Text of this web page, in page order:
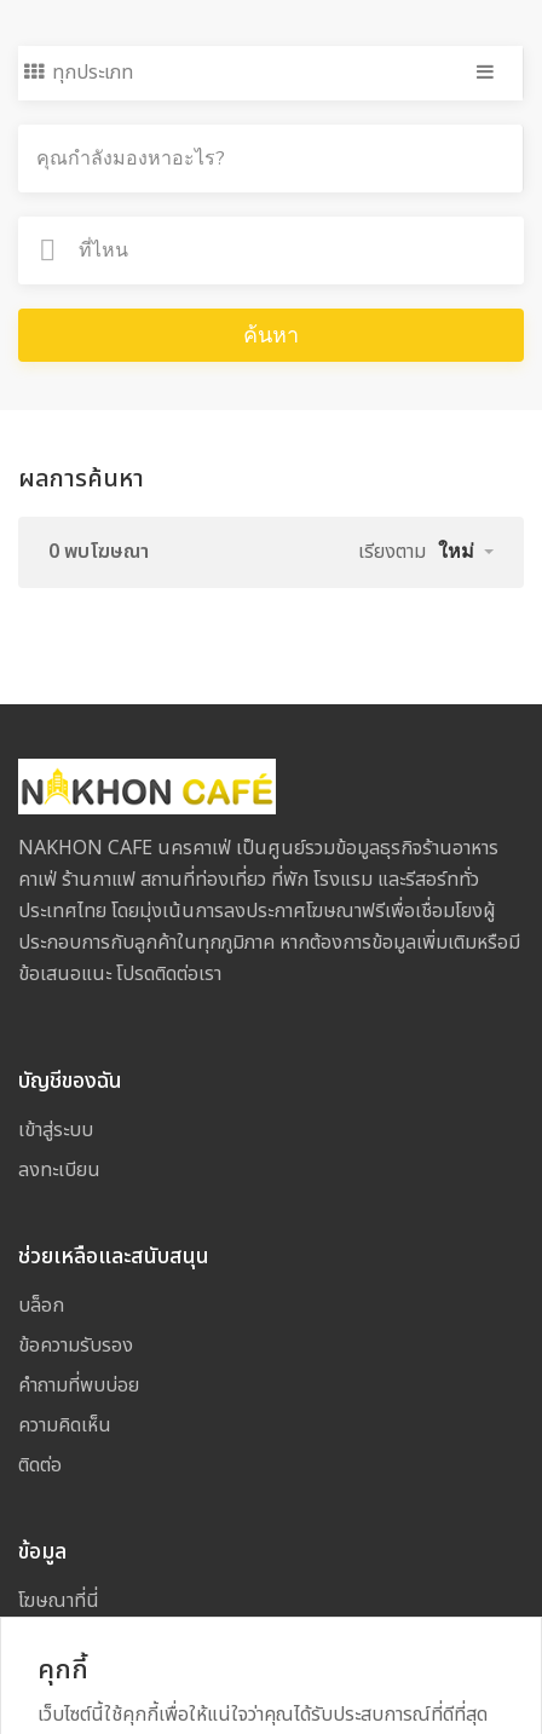
ทุกประเภท
ค้นหา
ผลการค้นหา
0 พบโฆษณา เรียงตาม ใหม่
NAKHON CAFE นครคาเฟ่ เป็นศูนย์รวมข้อมูลธุรกิจร้านอาหาร
คาเฟ่ ร้านกาแฟ สถานที่ท่องเที่ยว ที่พัก โรงแรม และรีสอร์ททั่ว
ประเทศไทย โดยมุ่งเน้นการลงประกาศโฆษณาฟรีเพื่อเชื่อมโยงผู้
ประกอบการกับลูกค้าในทุกภูมิภาค หากต้องการข้อมูลเพิ่มเติมหรือมี
ข้อเสนอแนะ โปรดติดต่อเรา
บัญชีของฉัน
เข้าสู่ระบบ
ลงทะเบียน
ช่วยเหลือและสนับสนุน
บล็อก
ข้อความรับรอง
คำถามที่พบบ่อย
ความคิดเห็น
ติดต่อ
ข้อมูล
โฆษณาที่นี่
คุกกี้
เว็บไซต์นี้ใช้คุกกี้เพื่อให้แน่ใจว่าคุณได้รับประสบการณ์ที่ดีที่สุด